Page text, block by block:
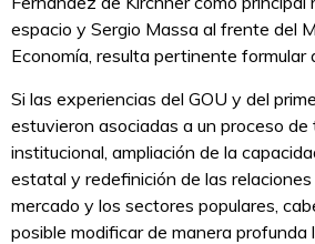
espacio y Sergio Massa al frente del
Economía, resulta pertinente formular
Si las experiencias del GOU y del
estuvieron asociadas a un proceso
institucional, ampliación de la
estatal y redefinición de las
mercado y los sectores populares,
posible modificar de manera profunda